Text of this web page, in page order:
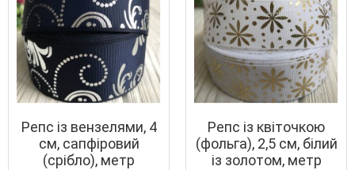
Репс із вензелями, 4
см, сапфіровий
(срібло), метр
Репс із квіточкою
(фольга), 2,5 см, білий
із золотом, метр